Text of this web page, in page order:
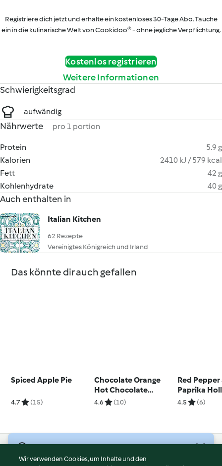
Registriere dich jetzt und erhalte ein kostenloses 30-Tage Abo. Tauche
ein in die kulinarische Welt von Cookidoo® - ohne jegliche Verpflichtung.
Kostenlos registrieren
Weitere Informationen
Schwierigkeitsgrad
aufwändig
Nährwerte pro 1 portion
Protein
5.9 g
Kalorien
2410 kJ / 579 kcal
Fett
42 g
Kohlenhydrate
40 g
Auch enthalten in
Italian Kitchen
62 Rezepte
Vereinigtes Königreich und Irland
Das könnte dir auch gefallen
Spiced Apple Pie
4.7 (15)
Chocolate Orange
Hot Chocolate
Stirrers
4.6 (10)
Red
Paprika
Sauce
4.5 (6)
Wir verwenden Cookies, um Inhalte und den